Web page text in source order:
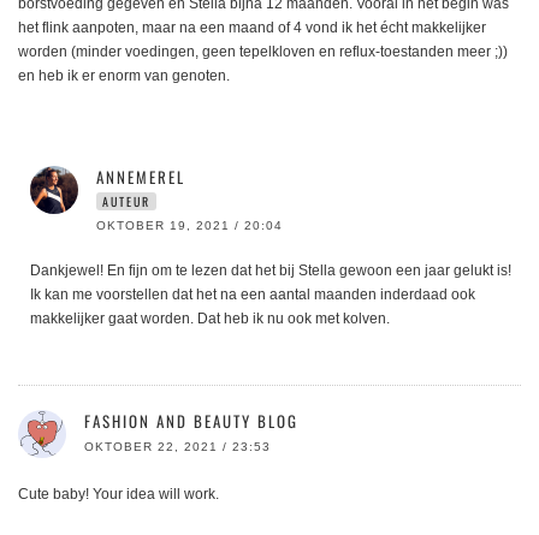
borstvoeding gegeven en Stella bijna 12 maanden. Vooral in het begin was
het flink aanpoten, maar na een maand of 4 vond ik het écht makkelijker
worden (minder voedingen, geen tepelkloven en reflux-toestanden meer ;))
en heb ik er enorm van genoten.
ANNEMEREL
AUTEUR
OKTOBER 19, 2021 / 20:04
Dankjewel! En fijn om te lezen dat het bij Stella gewoon een jaar gelukt is!
Ik kan me voorstellen dat het na een aantal maanden inderdaad ook
makkelijker gaat worden. Dat heb ik nu ook met kolven.
FASHION AND BEAUTY BLOG
OKTOBER 22, 2021 / 23:53
Cute baby! Your idea will work.